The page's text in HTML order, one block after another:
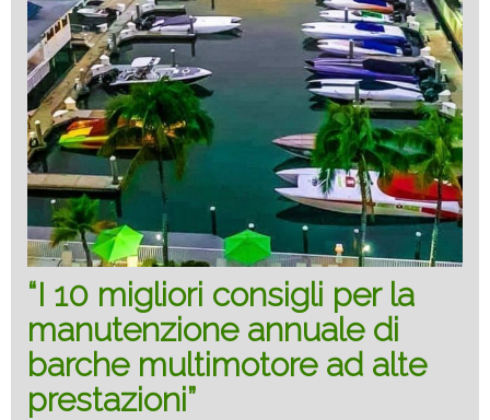
“I 10 migliori consigli per la
manutenzione annuale di
barche multimotore ad alte
prestazioni”